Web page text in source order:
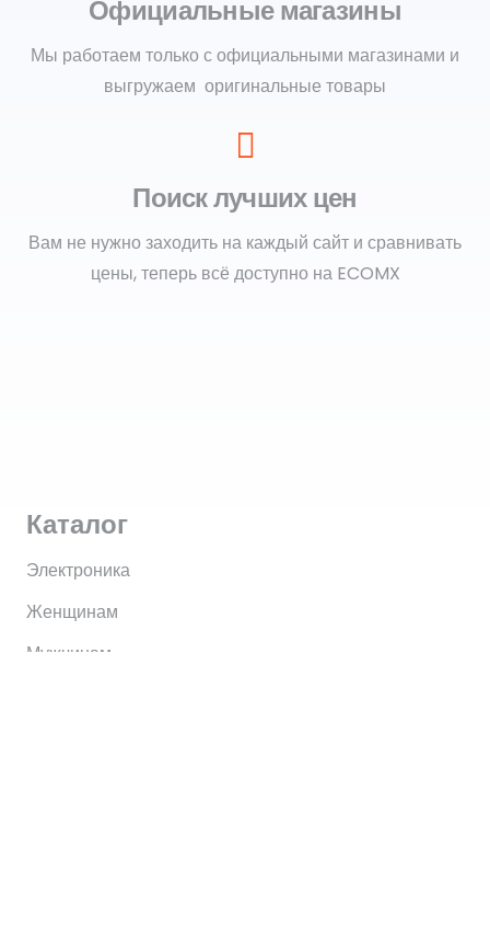
Официальные магазины
Мы работаем только с официальными магазинами и
выгружаем оригинальные товары
Поиск лучших цен
Вам не нужно заходить на каждый сайт и сравнивать
цены, теперь всё доступно на ECOMX
Каталог
Электроника
Женщинам
Мужчинам